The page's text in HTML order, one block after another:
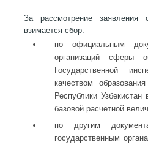
За рассмотрение заявления
взимается сбор:
по официальным
организаций сферы
Государственной
качеством
Республики
базовой расчетной
по другим
государственным